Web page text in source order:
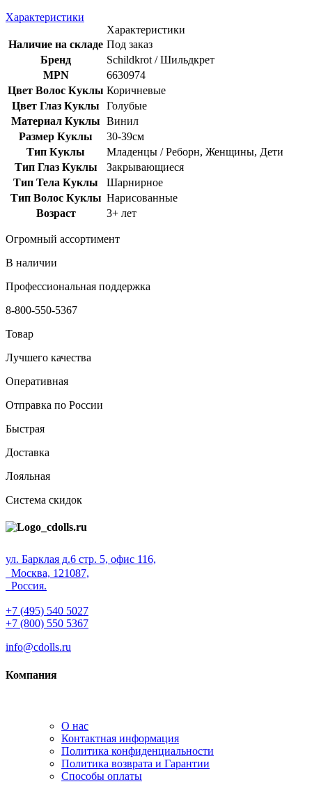
Характеристики
Характеристики
Наличие на складе Под заказ
Бренд
Schildkrot / Шильдкрет
MPN
6630974
Цвет Волос Куклы Коричневые
Цвет Глаз Куклы
Голубые
Материал Куклы Винил
Размер Куклы
30-39см
Тип Куклы
Младенцы / Реборн, Женщины, Дети
Тип Глаз Куклы
Закрывающиеся
Тип Тела Куклы
Шарнирное
Тип Волос Куклы Нарисованные
Возраст
3+ лет
Огромный ассортимент
В наличии
Профессиональная поддержка
8-800-550-5367
Товар
Лучшего качества
Оперативная
Отправка по России
Быстрая
Доставка
Лояльная
Система скидок
ул. Барклая д.6 стр. 5, офис 116,
Москва, 121087,
Россия.
+7 (495) 540 5027
+7 (800) 550 5367
info@cdolls.ru
Компания
О нас
Контактная информация
Политика конфиденциальности
Политика возврата и Гарантии
Способы оплаты